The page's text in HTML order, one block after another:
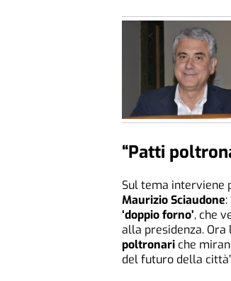
“Patti
Sul tema interviene
Maurizio Sciaudone
‘doppio forno’, che
alla presidenza. Ora
poltronari che
del futuro della